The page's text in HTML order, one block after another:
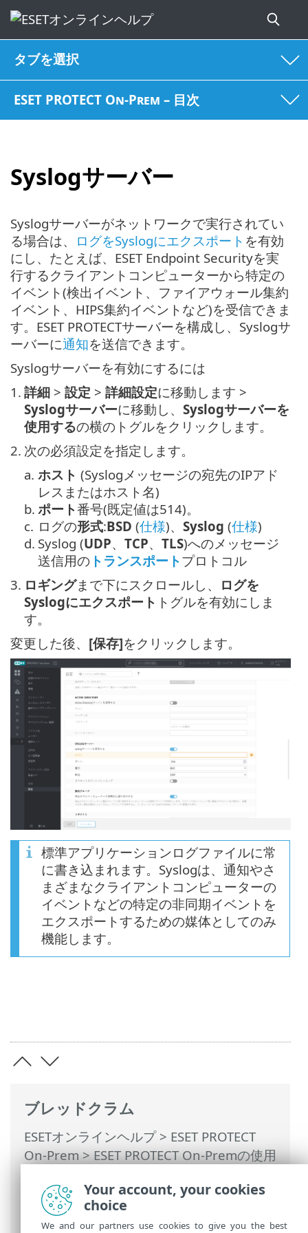
タブを選択
ESET PROTECT On-Prem – 目次
Syslogサーバー
ブレッドクラム
ESETオンラインヘルプ> ESET PROTECT
On-Prem>ESET PROTECT On-Premの使用
> 詳細 >
ログをSyslogにエクスポートする
> Syslogサーバー
Syslogサーバーがネットワークで実行されてい
る場合は、
ログをSyslogにエクスポート を有効
にし、たとえば、ESET Endpoint Securityを実
行するクライアントコンピューターから特定の
イベント(検出イベント、ファイアウォール集約
イベント、HIPS集約イベントなど)を受信できま
す。ESET PROTECTサーバーを構成し、Syslogサ
ーバーに通知を送信できます。
Syslogサーバーを有効にするには
1. 詳細 > 設定 > 詳細設定に移動します >
Syslogサーバーに移動し、 Syslogサーバーを
使用するの横のトグルをクリックします。
2. 次の必須設定を指定します。
a. ホスト (Syslogメッセージの宛先のIPアド
レスまたはホスト名)
b. ポート番号(既定値は514)。
c. ログの形式:BSD (仕様)、 Syslog (仕様)
d. Syslog (UDP、 TCP、 TLS)へのメッセージ
送信用の トランスポートプロトコル
3. ロギングまで下にスクロールし、
ログを
Syslogにエクスポート トグルを有効にしま
す。
変更した後、 [保存]をクリックします。
標準アプリケーションログファイルに常
に書き込まれます。Syslogは、通知やさ
まざまなクライアントコンピューターの
イベントなどの特定の非同期イベントを
エクスポートするための媒体としてのみ
機能します。
Your account, your cookies
choice
We and our partners use cookies to give you the best